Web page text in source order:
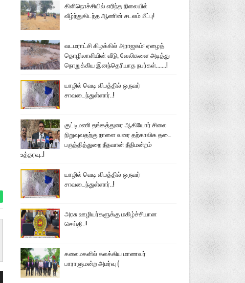
கிளிநொச்சியில் எரிந்த நிலையில்
வீழ்ந்துகிடந்த ஆணின் சடலம் மீட்பு!
வடமராட்சி கிழக்கில் அராஜகம்: ஏழைத்
தொழிலாளியின் வீடு, வேலிகளை அடித்து
நொறுக்கிய இனந்தெரியாத நபர்கள்.......!
யாழில் வெடி விபத்தில் ஒருவர்
சாவடைந்துள்ளார்..!
குட்டிமணி தங்கத்துரை ஆகியோர் சிலை
நிறுவுவதற்கு நாளை வரை தற்காலிக தடை
பருத்தித்துறை நீதவான் நீதிமன்றம்
உத்தரவு..!
யாழில் வெடி விபத்தில் ஒருவர்
சாவடைந்துள்ளார்..!
அரசு ஊழியர்களுக்கு மகிழ்ச்சியான
செய்தி..!
கலைமகளில் கலக்கிய மாணவர்
பாராளுமன்ற அமர்வு (